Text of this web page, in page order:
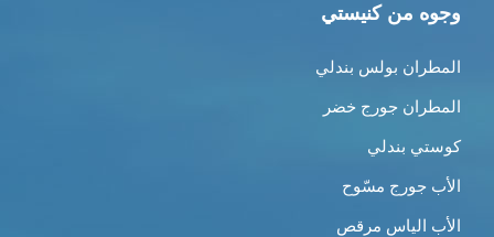
وجوه من كنيستي
المطران بولس بندلي
المطران جورج خضر
كوستي بندلي
الأب جورج مسّوح
الأب الياس مرقص